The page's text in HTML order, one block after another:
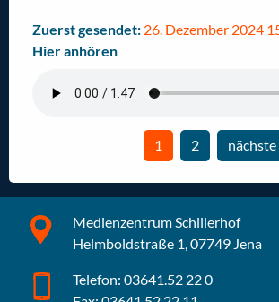
Zuerst gesendet: 26. Dezember 2024
Hier anhören
Sie sind auf der Seite
1
Gehe zur Seite
2 nächste
Seite
Medienzentrum Schillerhof
Helmboldstraße 1, 07749 Jena
Telefon: 03641.52 22 0